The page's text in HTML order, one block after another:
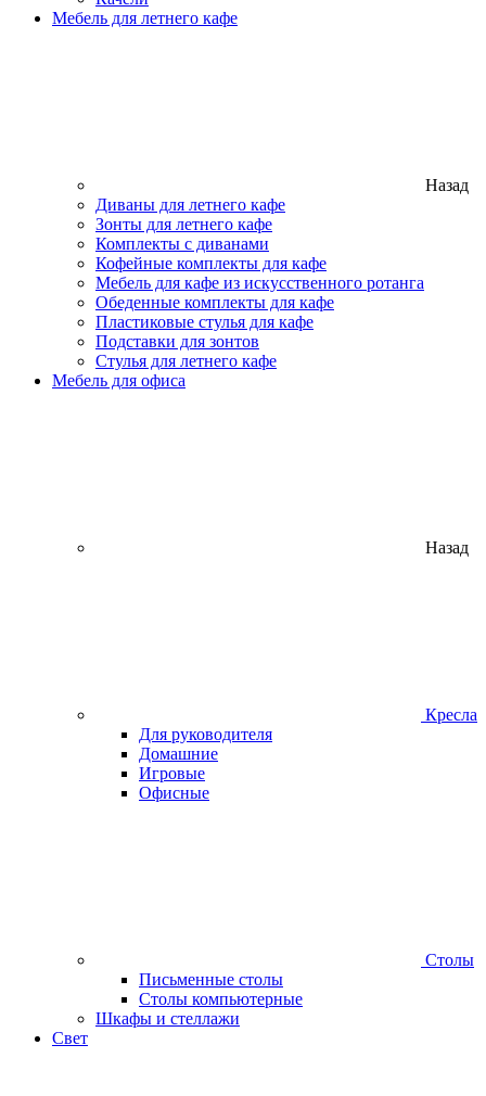
Мебель для летнего кафе
Назад
Диваны для летнего кафе
Зонты для летнего кафе
Комплекты с диванами
Кофейные комплекты для кафе
Мебель для кафе из искусственного ротанга
Обеденные комплекты для кафе
Пластиковые стулья для кафе
Подставки для зонтов
Стулья для летнего кафе
Мебель для офиса
Назад
Кресла
Для руководителя
Домашние
Игровые
Офисные
Столы
Письменные столы
Столы компьютерные
Шкафы и стеллажи
Свет